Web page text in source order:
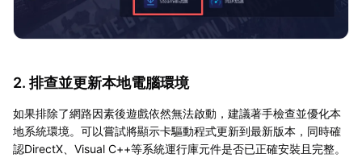
2. 排查並更新本地電腦環境
如果排除了網路因素後遊戲依然無法啟動，建議著手檢查並優化本
地系統環境。可以嘗試將顯示卡驅動程式更新到最新版本，同時確
認DirectX、Visual C++等系統運行庫元件是否已正確安裝且完整。